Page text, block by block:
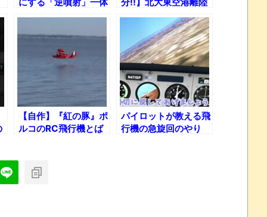
にする「逆噴射」一体
どんな仕組みなの？
分!!】北大東空港離陸
から南大東空港着陸ま
での一部始終ｗ
【自作】『紅の豚』ポ
ルコのRC飛行機とば
パイロットが教える飛
行機の急旋回のやり